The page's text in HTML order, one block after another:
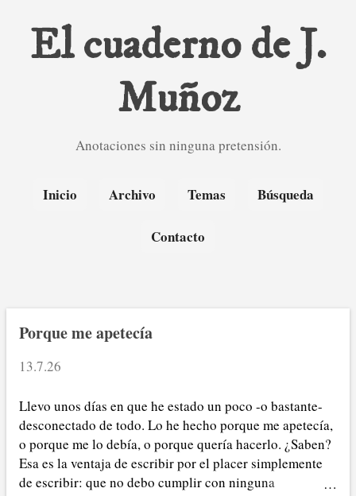
El cuaderno de J.
Muñoz
Anotaciones sin ninguna pretensión.
Inicio Archivo Temas Búsqueda
Contacto
EPorque me apetecía
13.7.26
Llevo unos días en que he estado un poco -o bastante-
desconectado de todo. Lo he hecho porque me apetecía,
o porque me lo debía, o porque quería hacerlo. ¿Saben?
Esa es la ventaja de escribir por el placer simplemente
de escribir: que no debo cumplir con ninguna